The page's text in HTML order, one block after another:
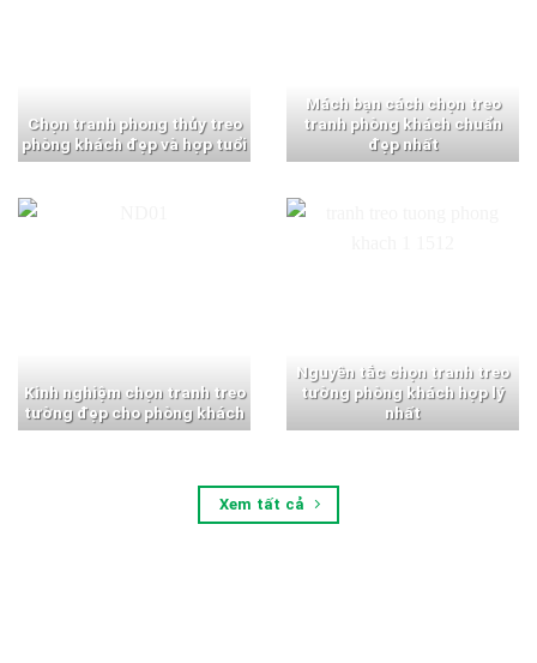
Chọn tranh phong thủy treo
phòng khách đẹp và hợp tuổi
Mách bạn cách chọn treo
tranh phòng khách chuẩn
đẹp nhất
Kinh nghiệm chọn tranh treo
tường đẹp cho phòng khách
Nguyên tắc chọn tranh treo
tường phòng khách hợp lý
nhất
Xem tất cả